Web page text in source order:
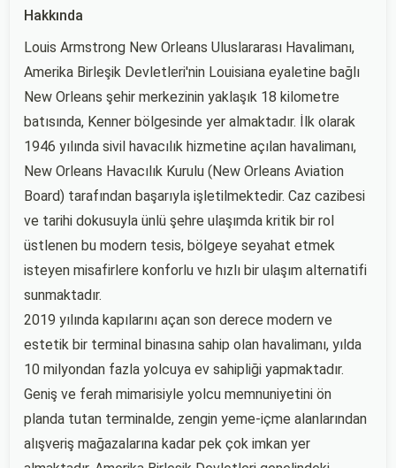
Hakkında
Louis Armstrong New Orleans Uluslararası Havalimanı,
Amerika Birleşik Devletleri'nin Louisiana eyaletine bağlı
New Orleans şehir merkezinin yaklaşık 18 kilometre
batısında, Kenner bölgesinde yer almaktadır. İlk olarak
1946 yılında sivil havacılık hizmetine açılan havalimanı,
New Orleans Havacılık Kurulu (New Orleans Aviation
Board) tarafından başarıyla işletilmektedir. Caz cazibesi
ve tarihi dokusuyla ünlü şehre ulaşımda kritik bir rol
üstlenen bu modern tesis, bölgeye seyahat etmek
isteyen misafirlere konforlu ve hızlı bir ulaşım alternatifi
sunmaktadır.
2019 yılında kapılarını açan son derece modern ve
estetik bir terminal binasına sahip olan havalimanı, yılda
10 milyondan fazla yolcuya ev sahipliği yapmaktadır.
Geniş ve ferah mimarisiyle yolcu memnuniyetini ön
planda tutan terminalde, zengin yeme-içme alanlarından
alışveriş mağazalarına kadar pek çok imkan yer